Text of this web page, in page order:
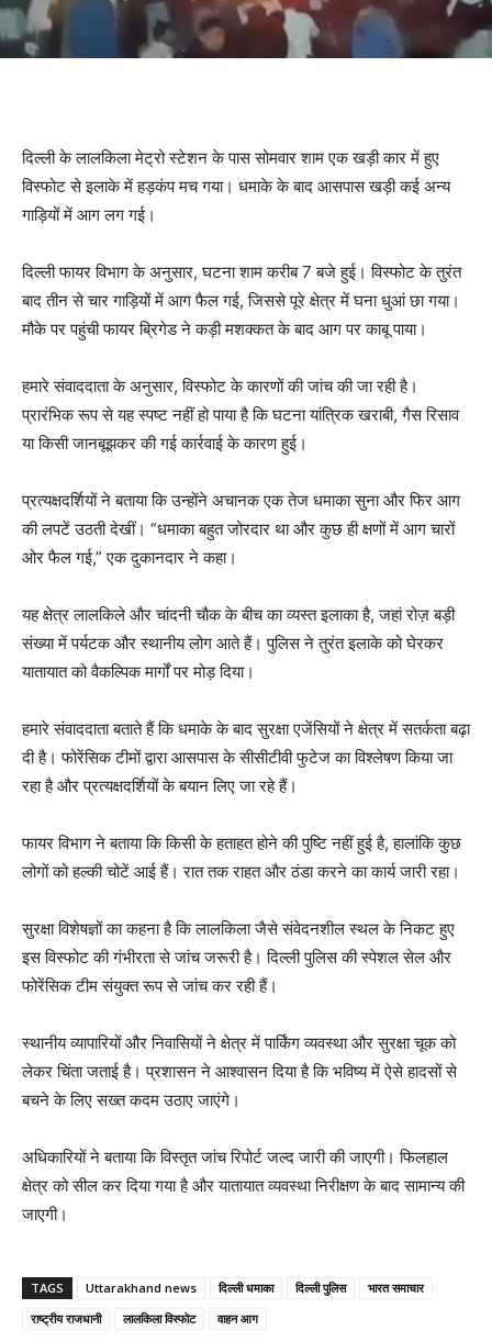
दिल्ली के लालकिला मेट्रो स्टेशन के पास सोमवार शाम एक खड़ी कार में हुए
विस्फोट से इलाके में हड़कंप मच गया। धमाके के बाद आसपास खड़ी कई अन्य
गाड़ियों में आग लग गई।
दिल्ली फायर विभाग के अनुसार, घटना शाम करीब 7 बजे हुई। विस्फोट के तुरंत
बाद तीन से चार गाड़ियों में आग फैल गई, जिससे पूरे क्षेत्र में घना धुआं छा गया।
मौके पर पहुंची फायर ब्रिगेड ने कड़ी मशक्कत के बाद आग पर काबू पाया।
हमारे संवाददाता के अनुसार, विस्फोट के कारणों की जांच की जा रही है।
प्रारंभिक रूप से यह स्पष्ट नहीं हो पाया है कि घटना यांत्रिक खराबी, गैस रिसाव
या किसी जानबूझकर की गई कार्रवाई के कारण हुई।
प्रत्यक्षदर्शियों ने बताया कि उन्होंने अचानक एक तेज धमाका सुना और फिर आग
की लपटें उठती देखीं। “धमाका बहुत जोरदार था और कुछ ही क्षणों में आग चारों
ओर फैल गई,” एक दुकानदार ने कहा।
यह क्षेत्र लालकिले और चांदनी चौक के बीच का व्यस्त इलाका है, जहां रोज़ बड़ी
संख्या में पर्यटक और स्थानीय लोग आते हैं। पुलिस ने तुरंत इलाके को घेरकर
यातायात को वैकल्पिक मार्गों पर मोड़ दिया।
हमारे संवाददाता बताते हैं कि धमाके के बाद सुरक्षा एजेंसियों ने क्षेत्र में सतर्कता बढ़ा
दी है। फोरेंसिक टीमों द्वारा आसपास के सीसीटीवी फुटेज का विश्लेषण किया जा
रहा है और प्रत्यक्षदर्शियों के बयान लिए जा रहे हैं।
फायर विभाग ने बताया कि किसी के हताहत होने की पुष्टि नहीं हुई है, हालांकि कुछ
लोगों को हल्की चोटें आई हैं। रात तक राहत और ठंडा करने का कार्य जारी रहा।
सुरक्षा विशेषज्ञों का कहना है कि लालकिला जैसे संवेदनशील स्थल के निकट हुए
इस विस्फोट की गंभीरता से जांच जरूरी है। दिल्ली पुलिस की स्पेशल सेल और
फोरेंसिक टीम संयुक्त रूप से जांच कर रही हैं।
स्थानीय व्यापारियों और निवासियों ने क्षेत्र में पार्किंग व्यवस्था और सुरक्षा चूक को
लेकर चिंता जताई है। प्रशासन ने आश्वासन दिया है कि भविष्य में ऐसे हादसों से
बचने के लिए सख्त कदम उठाए जाएंगे।
अधिकारियों ने बताया कि विस्तृत जांच रिपोर्ट जल्द जारी की जाएगी। फिलहाल
क्षेत्र को सील कर दिया गया है और यातायात व्यवस्था निरीक्षण के बाद सामान्य की
जाएगी।
TAGS Uttarakhand news दिल्ली धमाका दिल्ली पुलिस
भारत समाचार
राष्ट्रीय राजधानी
लालकिला विस्फोट वाहन आग